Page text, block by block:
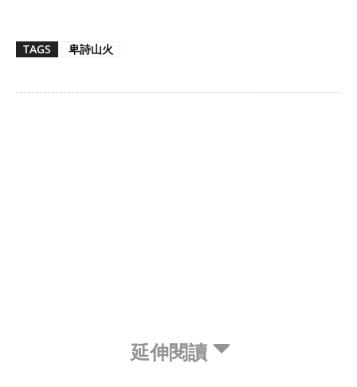
TAGS 卑詩山火
延伸閱讀